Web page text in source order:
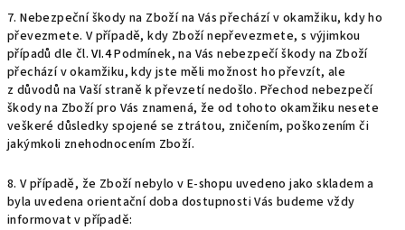
7. Nebezpeční škody na Zboží na Vás přechází v okamžiku, kdy ho
převezmete. V případě, kdy Zboží nepřevezmete, s výjimkou
případů dle čl.VI.4Podmínek, na Vás nebezpečí škody na Zboží
přechází v okamžiku, kdy jste měli možnost ho převzít, ale
z důvodů na Vaší straně k převzetí nedošlo. Přechod nebezpečí
škody na Zboží pro Vás znamená, že od tohoto okamžiku nesete
veškeré důsledky spojené se ztrátou, zničením, poškozením či
jakýmkoli znehodnocením Zboží.
8. V případě, že Zboží nebylo v E-shopu uvedeno jako skladem a
byla uvedena orientační doba dostupnosti Vás budeme vždy
informovat v případě: